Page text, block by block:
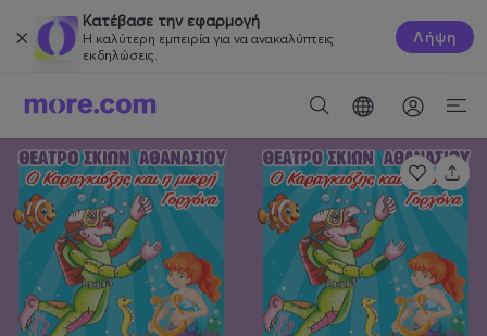
Κατέβασε την εφαρμογή
Η καλύτερη εμπειρία για να ανακαλύπτεις
εκδηλώσεις.
Λήψη